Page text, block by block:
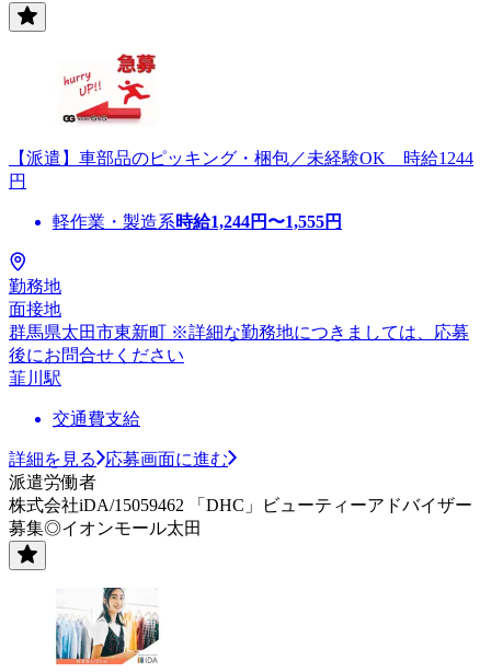
【派遣】車部品のピッキング・梱包／未経験OK 時給1244
円
軽作業・製造系時給1,244円〜1,555円
勤務地
面接地
群馬県太田市東新町 ※詳細な勤務地につきましては、応募
後にお問合せください
韮川駅
交通費支給
詳細を見る
応募画面に進む
派遣労働者
株式会社iDA/15059462 「DHC」ビューティーアドバイザー
募集◎イオンモール太田